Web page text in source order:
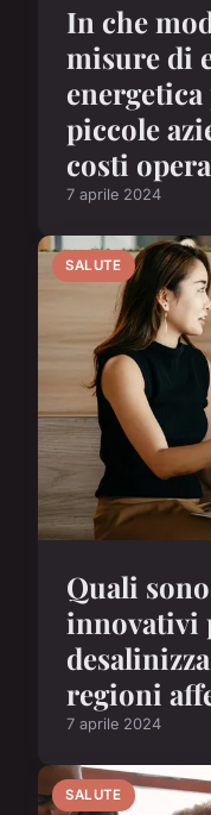
In che
misure di
piccole
costi
7 aprile 2024
SALUTE
Quali
innovativi
regioni
7 aprile 2024
SALUTE